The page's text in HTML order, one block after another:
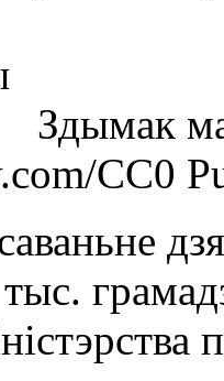
Здымак
CC0
тыс.